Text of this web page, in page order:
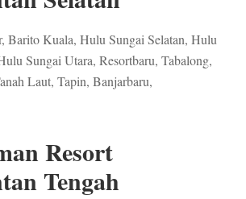
Barito Kuala, Hulu Sungai Selatan, Hulu
Sungai Utara, Resortbaru, Tabalong,
Laut, Tapin, Banjarbaru,
Resort
Tengah